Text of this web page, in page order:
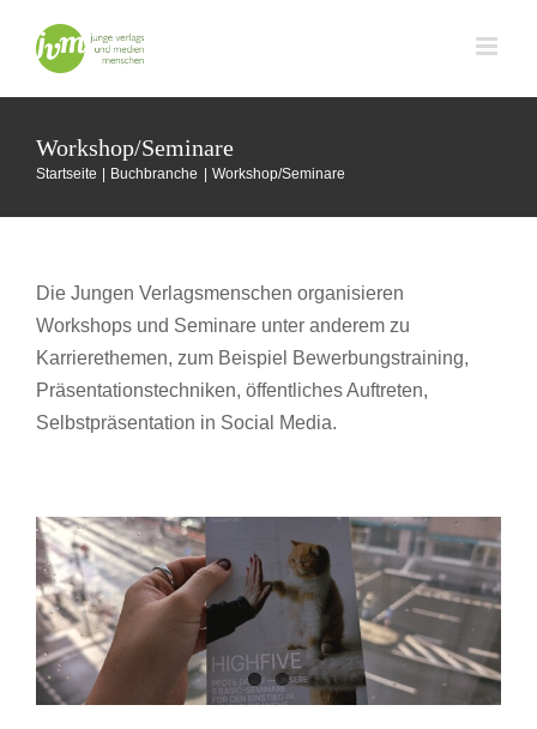
Inhalt
springen
Workshop/Seminare
Startseite Buchbranche Workshop/Seminare
Die Jungen Verlagsmenschen organisieren
Workshops und Seminare unter anderem zu
Karrierethemen, zum Beispiel Bewerbungstraining,
Präsentationstechniken, öffentliches Auftreten,
Selbstpräsentation in Social Media.
Erfahrungsbericht zum Workshop
„Buchbranchen-Know-How für